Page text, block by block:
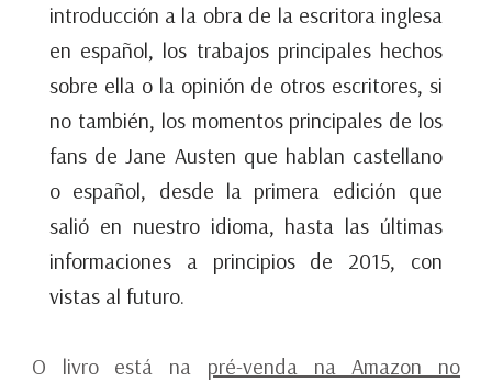
introducción a la obra de la escritora inglesa
en español, los trabajos principales hechos
sobre ella o la opinión de otros escritores, si
no también, los momentos principales de los
fans de Jane Austen que hablan castellano
o español, desde la primera edición que
salió en nuestro idioma, hasta las últimas
informaciones a principios de 2015, con
vistas al futuro.
O livro está na pré-venda na Amazon no